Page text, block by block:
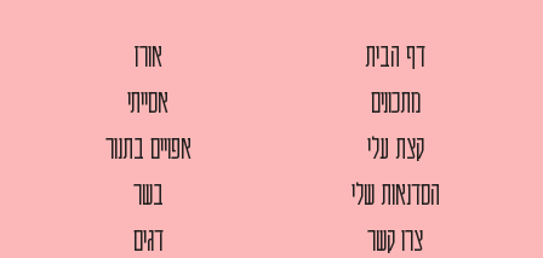
דף הבית
מתכונים
קצת עלי
הסדנאות שלי
צרו קשר
אורז
אסייתי
אפויים בתנור
בשר
דגים